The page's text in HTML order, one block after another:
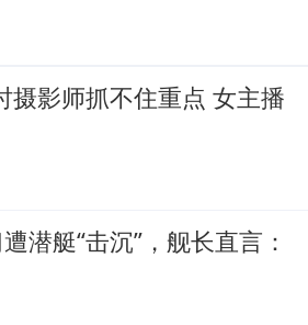
摄影师抓不住重点 女主播
潜艇“击沉”，舰长直言：